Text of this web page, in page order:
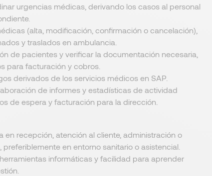
urgencias médicas, derivando los casos al personal
(alta, modificación, confirmación o cancelación),
y traslados en ambulancia.
de pacientes y verificar la documentación necesaria,
para facturación y cobros.
derivados de los servicios médicos en SAP.
de informes y estadísticas de actividad
de espera y facturación para la dirección.
en recepción, atención al cliente, administración o
preferiblemente en entorno sanitario o asistencial.
informáticas y facilidad para aprender